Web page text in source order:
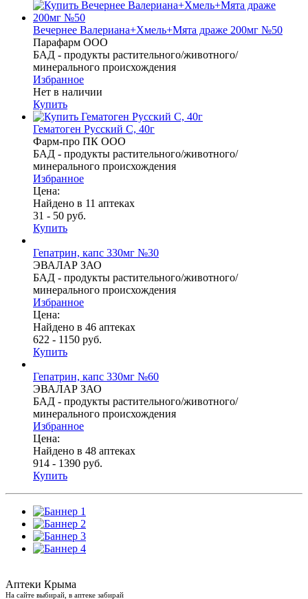
Вечернее Валериана+Хмель+Мята драже 200мг №50
Парафарм ООО
БАД - продукты растительного/животного/
минерального происхождения
Избранное
Нет в наличии
Купить
Гематоген Русский С, 40г
Фарм-про ПК ООО
БАД - продукты растительного/животного/
минерального происхождения
Избранное
Цена:
Найдено в 11 аптеках
31 - 50 руб.
Купить
Гепатрин, капс 330мг №30
ЭВАЛАР ЗАО
БАД - продукты растительного/животного/
минерального происхождения
Избранное
Цена:
Найдено в 46 аптеках
622 - 1150 руб.
Купить
Гепатрин, капс 330мг №60
ЭВАЛАР ЗАО
БАД - продукты растительного/животного/
минерального происхождения
Избранное
Цена:
Найдено в 48 аптеках
914 - 1390 руб.
Купить
Аптеки Крыма
На сайте выбирай, в аптеке забирай